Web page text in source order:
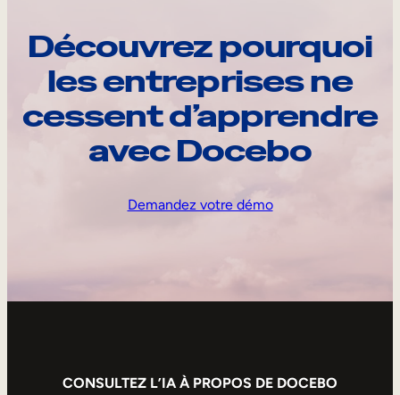
Découvrez pourquoi
les entreprises ne
cessent d’apprendre
avec Docebo
Demandez votre démo
CONSULTEZ L’IA À PROPOS DE DOCEBO